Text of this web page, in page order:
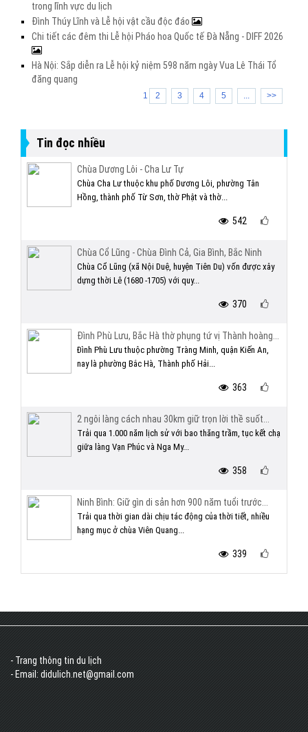
trong lĩnh vực du lịch
Đình Thúy Lĩnh và Lễ hội vật cầu độc đáo
Chi tiết các đêm thi Lễ hội Pháo hoa Quốc tế Đà Nẵng - DIFF 2026
Hà Nội: Sắp diễn ra Lễ hội kỷ niệm 598 năm ngày Vua Lê Thái Tổ
đăng quang
1 2 3 4 5 ... >>
Tin đọc nhiều
Chùa Dương Lôi - Cha Lư Tự
Chùa Cha Lư thuộc khu phố Dương Lôi, phường Tân
Hồng, thành phố Từ Sơn, thờ Phật và thờ...
542
Chùa Cổ Lũng - Chùa Đình Cả, Gia Bình, Bắc Ninh
Chùa Cổ Lũng (xã Nội Duệ, huyện Tiên Du) vốn được xây
dựng thời Lê (1680 -1705) với quy...
370
Đình Phù Lưu, Bắc Hà thờ phụng tứ vị Thành hoàng...
Đình Phù Lưu thuộc phường Tràng Minh, quận Kiến An,
nay là phường Bắc Hà, Thành phố Hải...
363
2 ngôi làng cách nhau 30km giữ trọn lời thề suốt...
Trải qua 1.000 năm lịch sử với bao thăng trầm, tục kết chạ
giữa làng Vạn Phúc và Nga My...
358
Ninh Bình: Giữ gìn di sản hơn 900 năm tuổi trước...
Trải qua thời gian dài chịu tác động của thời tiết, nhiều
hạng mục ở chùa Viên Quang...
339
- Trang thông tin du lịch
- Email: didulich.net@gmail.com